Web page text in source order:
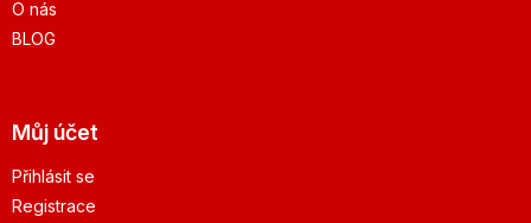
O nás
BLOG
Můj účet
Přihlásit se
Registrace